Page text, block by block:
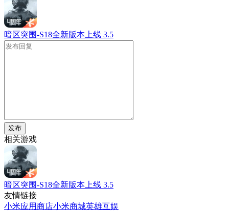
暗区突围-S18全新版本上线 3.5
发布
相关游戏
暗区突围-S18全新版本上线 3.5
友情链接
小米应用商店小米商城英雄互娱